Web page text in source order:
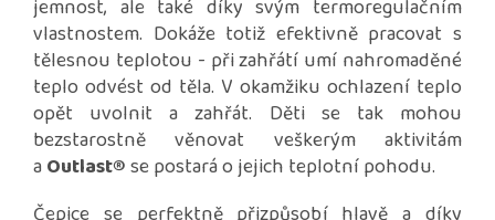
jemnost, ale také díky svým termoregulačním
vlastnostem. Dokáže totiž efektivně pracovat s
tělesnou teplotou - při zahřátí umí nahromaděné
teplo odvést od těla. V okamžiku ochlazení teplo
opět uvolnit a zahřát. Děti se tak mohou
bezstarostně věnovat veškerým aktivitám
aOutlast®se postará o jejich teplotní pohodu.